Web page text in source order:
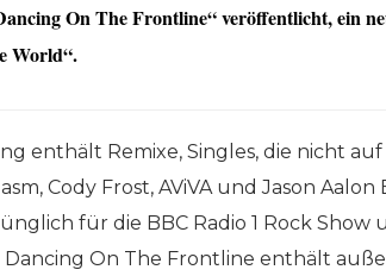
On The Frontline“ veröffentlicht, ein
World“.
enthält Remixe, Singles, die nicht
Cody Frost, AViVA und Jason
für die BBC Radio 1 Rock
On The Frontline enthält